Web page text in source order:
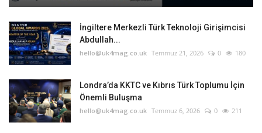
İngiltere Merkezli Türk Teknoloji Girişimcisi
Abdullah...
hello@uk4mag.co.uk Temmuz 21, 2026 0 180
Londra’da KKTC ve Kıbrıs Türk Toplumu İçin
Önemli Buluşma
hello@uk4mag.co.uk Temmuz 6, 2026 0 211